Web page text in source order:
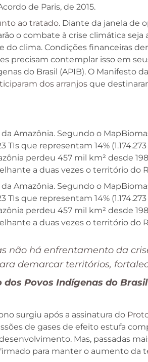
de Paris, de 2015.
ao tratado. Diante da janela de
o combate à crise climática
clima. Condições financeiras
precisam contemplar isso em
do Brasil (APIB). O Manifesto
dos arranjos que
Amazônia. Segundo o
TIs que representam 14%
perdeu 457 mil km² desde
a duas vezes o território do
Amazônia. Segundo o
TIs que representam 14%
perdeu 457 mil km² desde
a duas vezes o território do
não há enfrentamento da
demarcar territórios,
Povos Indígenas do
surgiu após a assinatura do
de gases de efeito estufa
Mas, passadas
para manter o aumento da